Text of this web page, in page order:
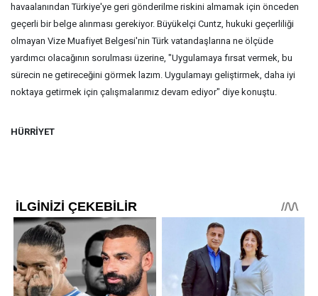
havaalanından Türkiye'ye geri gönderilme riskini almamak için önceden
geçerli bir belge alınması gerekiyor. Büyükelçi Cuntz, hukuki geçerliliği
olmayan Vize Muafiyet Belgesi'nin Türk vatandaşlarına ne ölçüde
yardımcı olacağının sorulması üzerine, "Uygulamaya fırsat vermek, bu
sürecin ne getireceğini görmek lazım. Uygulamayı geliştirmek, daha iyi
noktaya getirmek için çalışmalarımız devam ediyor" diye konuştu.
HÜRRİYET